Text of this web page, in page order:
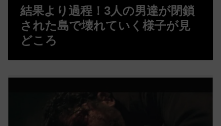
結果より過程！3人の男達が閉鎖
された島で壊れていく様子が見
どころ